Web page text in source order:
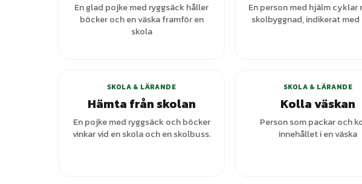
En glad pojke med ryggsäck håller
böcker och en väska framför en
skola
En person med hjälm cyklar
skolbyggnad, indikerat med
SKOLA & LÄRANDE
Hämta från skolan
En pojke med ryggsäck och böcker
vinkar vid en skola och en skolbuss.
SKOLA & LÄRANDE
Kolla väskan
Person som packar och
innehållet i en väska